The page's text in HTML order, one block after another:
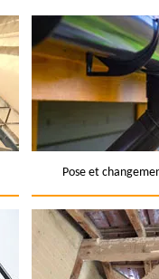
Pose et